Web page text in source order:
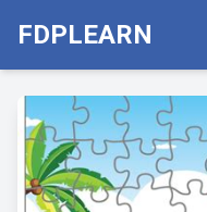
FDPLEARN